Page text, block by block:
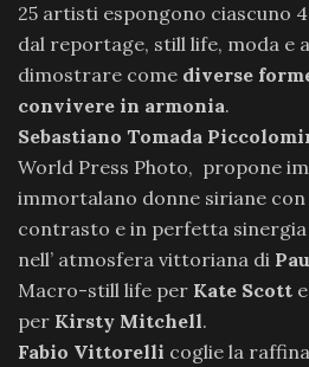
25 artisti espongono ciascuno
dal reportage, still life, moda e
dimostrare come diverse
convivere in armonia.
Sebastiano Tomada
World Press Photo, propone
immortalano donne siriane
contrasto e in perfetta
nell’ atmosfera vittoriana di
Macro-still life per Kate Scott
per Kirsty Mitchell.
Fabio Vittorelli coglie la